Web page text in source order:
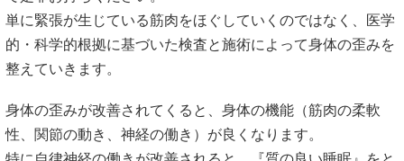
単に緊張が生じている筋肉をほぐしていくのではなく、医学
的・科学的根拠に基づいた検査と施術によって身体の歪みを
整えていきます。
身体の歪みが改善されてくると、身体の機能（筋肉の柔軟
性、関節の動き、神経の働き）が良くなります。